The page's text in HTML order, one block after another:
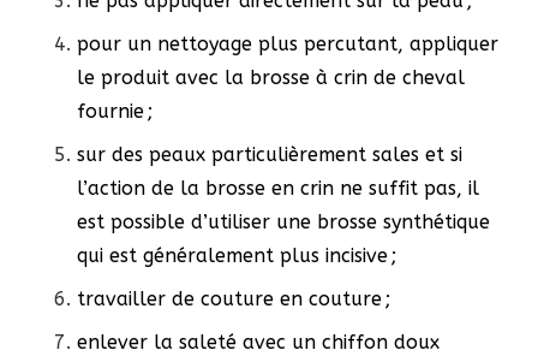
pour un nettoyage plus percutant, appliquer
le produit avec la brosse à crin de cheval
fournie ;
sur des peaux particulièrement sales et si
l’action de la brosse en crin ne suffit pas, il
est possible d’utiliser une brosse synthétique
qui est généralement plus incisive ;
travailler de couture en couture ;
enlever la saleté avec un chiffon doux